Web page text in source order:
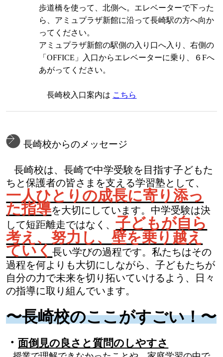
歩道橋を使って、北側へ。エレベーターで下った
ら、アミュプラザ新館に沿って長崎駅の方へ向か
ってください。
アミュプラザ新館の駅側の入り口へ入り、右側の
「OFFICE」入口からエレベーターに乗り、６Fへ
あがってください。
長崎校入口案内は こちら
長崎校からのメッセージ
長崎校は、長崎で中学受験を目指す子どもた
ちと保護者の皆さまを支える学習塾として、
一人ひとりの成長に寄り添っ
た指導を大切にしています。中学受験は決
して短距離走ではなく、子どもが自ら
考え、努力し、壁を乗り越え
ていく長い学びの過程です。私たちはその
過程を何よりも大切にしながら、子どもたちが
自分の力で未来を切り拓いていけるよう、日々
の指導に取り組んでいます。
〜長崎校のここがすごい！〜
・面倒見の良さと質問のしやすさ